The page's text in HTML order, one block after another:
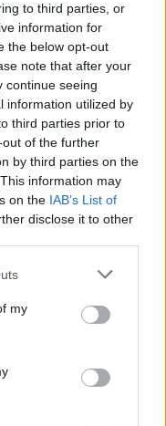
to third parties, or
information for
the below opt-out
note that after your
continue seeing
information utilized by
third parties prior to
of the further
by third parties on the
information may
on the IAB’s List of
disclose it to other
one or more Google
You may click to
third-party tags to
in below Google
my
hírekről a